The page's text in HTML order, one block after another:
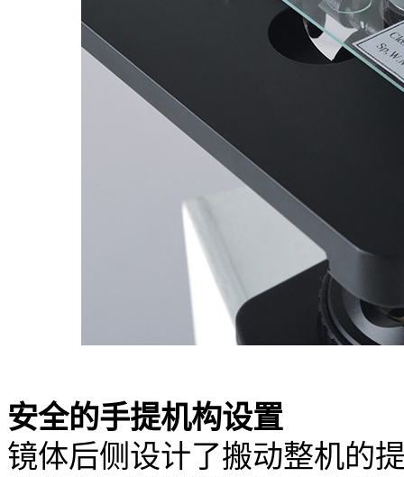
安全的手提机构设置
镜体后侧设计了搬动整机的